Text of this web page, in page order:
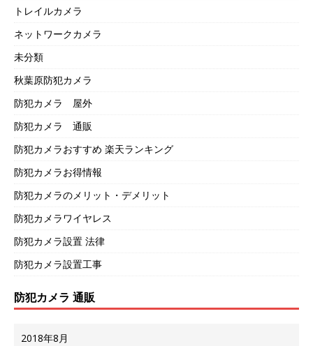
トレイルカメラ
ネットワークカメラ
未分類
秋葉原防犯カメラ
防犯カメラ 屋外
防犯カメラ 通販
防犯カメラおすすめ 楽天ランキング
防犯カメラお得情報
防犯カメラのメリット・デメリット
防犯カメラワイヤレス
防犯カメラ設置 法律
防犯カメラ設置工事
防犯カメラ 通販
2018年8月